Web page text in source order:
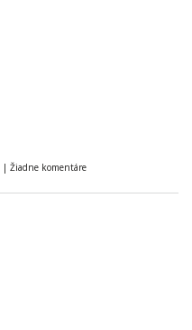
| Žiadne komentáre